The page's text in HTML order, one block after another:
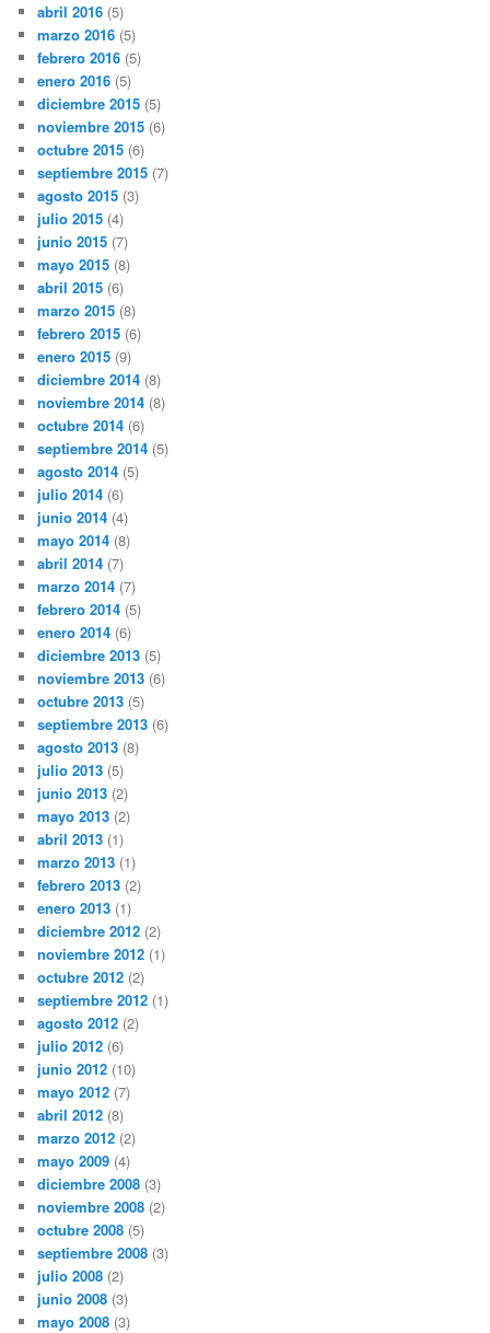
abril 2016 (5)
marzo 2016 (5)
febrero 2016 (5)
enero 2016 (5)
diciembre 2015 (5)
noviembre 2015 (6)
octubre 2015 (6)
septiembre 2015 (7)
agosto 2015 (3)
julio 2015 (4)
junio 2015 (7)
mayo 2015 (8)
abril 2015 (6)
marzo 2015 (8)
febrero 2015 (6)
enero 2015 (9)
diciembre 2014 (8)
noviembre 2014 (8)
octubre 2014 (6)
septiembre 2014 (5)
agosto 2014 (5)
julio 2014 (6)
junio 2014 (4)
mayo 2014 (8)
abril 2014 (7)
marzo 2014 (7)
febrero 2014 (5)
enero 2014 (6)
diciembre 2013 (5)
noviembre 2013 (6)
octubre 2013 (5)
septiembre 2013 (6)
agosto 2013 (8)
julio 2013 (5)
junio 2013 (2)
mayo 2013 (2)
abril 2013 (1)
marzo 2013 (1)
febrero 2013 (2)
enero 2013 (1)
diciembre 2012 (2)
noviembre 2012 (1)
octubre 2012 (2)
septiembre 2012 (1)
agosto 2012 (2)
julio 2012 (6)
junio 2012 (10)
mayo 2012 (7)
abril 2012 (8)
marzo 2012 (2)
mayo 2009 (4)
diciembre 2008 (3)
noviembre 2008 (2)
octubre 2008 (5)
septiembre 2008 (3)
julio 2008 (2)
junio 2008 (3)
mayo 2008 (3)